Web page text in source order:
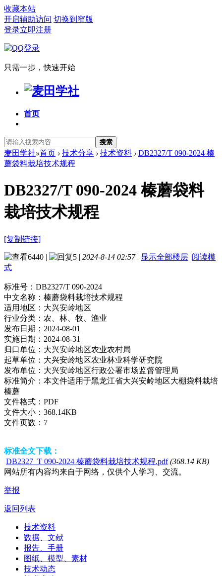
收藏本站
开启辅助访问 切换到窄版
登录立即注册
只需一步，快速开始
首页
搜索
麦田学社»首页 › 技术分享 › 技术资料 › DB2327/T 090-2024 榛
蘑袋料栽培技术规程
DB2327/T 090-2024 榛蘑袋料
栽培技术规程
[复制链接]
6440 | 5 | 2024-8-14 02:57 | 显示全部楼层 |阅读模
式
标准号： DB2327/T 090-2024
中文名称： 榛蘑袋料栽培技术规程
适用地区： 大兴安岭地区
行业分类： 农、林、牧、渔业
发布日期： 2024-08-01
实施日期： 2024-08-31
归口单位： 大兴安岭地区农业农村局
起草单位： 大兴安岭地区农业林业科学研究院
发布单位： 大兴安岭地区行政公署市场监督管理局
标准简介： 本文件适用于黑龙江省大兴安岭地区大棚袋料栽培
榛蘑
文件格式： PDF
文件大小： 368.14KB
文件页数： 7
标准全文下载：
DB2327_T 090-2024 榛蘑袋料栽培技术规程.pdf (368.14 KB)
网站所有内容均来自于网络，仅供个人学习、交流。
举报
返回列表
技术资料
数据、文献
报告、手册
图纸、模型、素材
技术动态